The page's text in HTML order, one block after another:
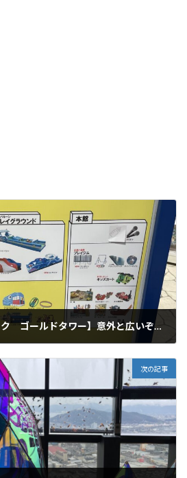
【香川県 プレイパーク ゴールドタワー】意外と広いぞ！ドデカいエアー滑り台は子供達もテンションMAX！
次の記事